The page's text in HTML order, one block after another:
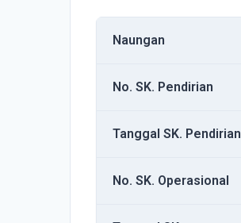
Naungan
No. SK. Pendirian
Tanggal SK. Pendirian
No. SK. Operasional